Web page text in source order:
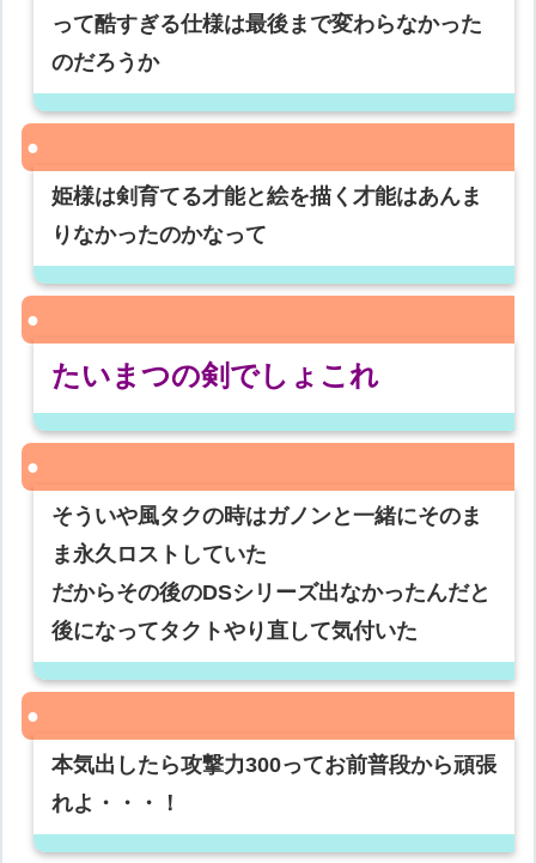
って酷すぎる仕様は最後まで変わらなかった
のだろうか
姫様は剣育てる才能と絵を描く才能はあんま
りなかったのかなって
たいまつの剣でしょこれ
そういや風タクの時はガノンと一緒にそのま
ま永久ロストしていた
だからその後のDSシリーズ出なかったんだと
後になってタクトやり直して気付いた
本気出したら攻撃力300ってお前普段から頑張
れよ・・・！